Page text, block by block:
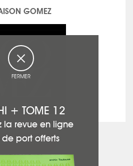
GOMEZ
voir la fiche
ciré - Chaux
FERMER
+ TOME 12
la revue en ligne
de port offerts